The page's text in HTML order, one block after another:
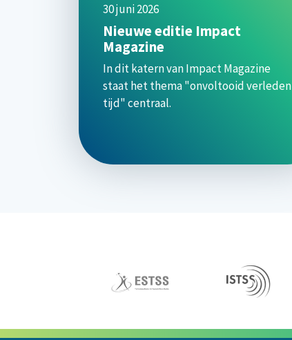
30 juni 2026
Nieuwe editie Impact
Magazine
In dit katern van Impact Magazine
staat het thema "onvoltooid verleden
tijd" centraal.